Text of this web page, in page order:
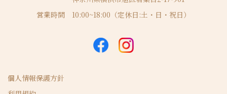
営業時間
10:00~18:00（定休日:土・日・祝日）
個人情報保護方針